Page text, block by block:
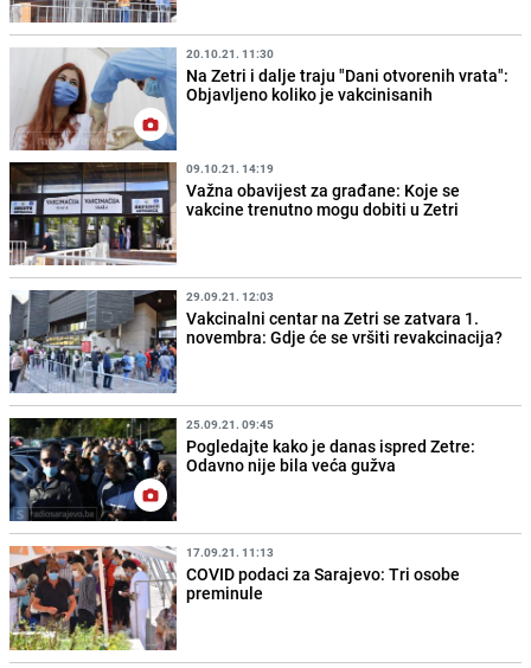
20.10.21. 11:30
Na Zetri i dalje traju "Dani otvorenih vrata":
Objavljeno koliko je vakcinisanih
09.10.21. 14:19
Važna obavijest za građane: Koje se
vakcine trenutno mogu dobiti u Zetri
29.09.21. 12:03
Vakcinalni centar na Zetri se zatvara 1.
novembra: Gdje će se vršiti revakcinacija?
25.09.21. 09:45
Pogledajte kako je danas ispred Zetre:
Odavno nije bila veća gužva
17.09.21. 11:13
COVID podaci za Sarajevo: Tri osobe
preminule